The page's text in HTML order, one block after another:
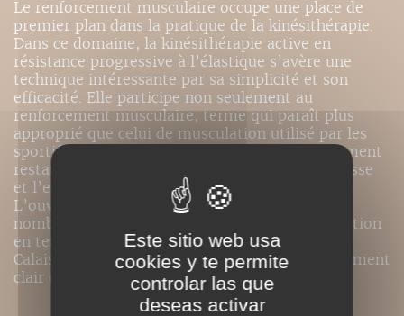
Le renforcement musculaire occupe une place de
premier plan dans la pratique de la kinésithérapie.
Dans ce domaine, la kinésithérapie active en
résistance progressive à l’élastique s’avère une
technique intéressante par sa simplicité et son
efficacité. Elle participe non seulement au
renforcement musculaire, terme qui paraît plus
approprié que celui de musculation utilisé par les
sportifs et les culturistes, mais elle peut également
restaurer les autres qualités du muscle : la vitesse
et l’endurance.
L’ouvrage de José Curraladas référence de
nombreuses possibilités d’exercices de rééducation
en tension progressive. Les dessins de Blandine
Calais-Germain en font un ouvrage particulièrement
clair et simple d’utilisation.
Este sitio web usa
cookies y te permite
controlar las que
deseas activar